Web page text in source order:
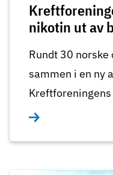
nikotin ut av
Rundt 30
sammen i en ny